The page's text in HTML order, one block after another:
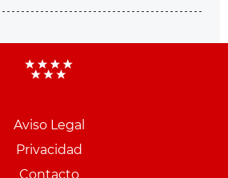
Aviso Legal
Privacidad
Contacto